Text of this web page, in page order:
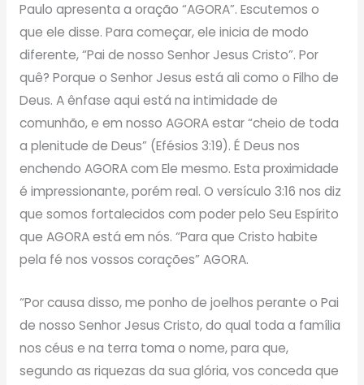
Paulo apresenta a oração “AGORA”. Escutemos o
que ele disse. Para começar, ele inicia de modo
diferente, “Pai de nosso Senhor Jesus Cristo”. Por
quê? Porque o Senhor Jesus está ali como o Filho de
Deus. A ênfase aqui está na intimidade de
comunhão, e em nosso AGORA estar “cheio de toda
a plenitude de Deus” (Efésios 3:19). É Deus nos
enchendo AGORA com Ele mesmo. Esta proximidade
é impressionante, porém real. O versículo 3:16 nos diz
que somos fortalecidos com poder pelo Seu Espírito
que AGORA está em nós. “Para que Cristo habite
pela fé nos vossos corações” AGORA.
“Por causa disso, me ponho de joelhos perante o Pai
de nosso Senhor Jesus Cristo, do qual toda a família
nos céus e na terra toma o nome, para que,
segundo as riquezas da sua glória, vos conceda que